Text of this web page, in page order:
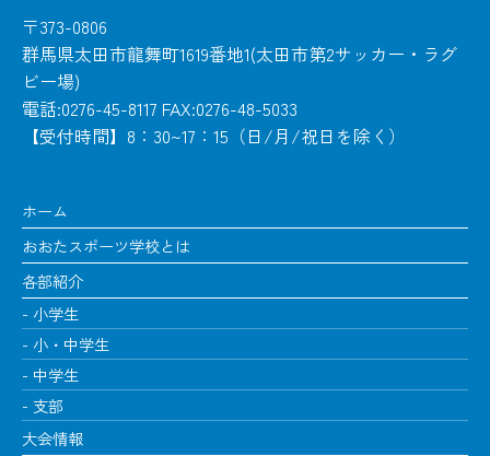
〒373-0806
群馬県太田市龍舞町1619番地1(太田市第2サッカー・ラグ
ビー場)
電話:0276-45-8117 FAX:0276-48-5033
【受付時間】8：30~17：15（日/月/祝日を除く）
ホーム
おおたスポーツ学校とは
各部紹介
小学生
小・中学生
中学生
支部
大会情報